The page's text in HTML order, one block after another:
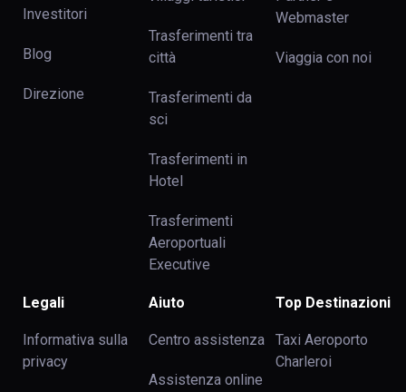
Investitori
Blog
Direzione
Trasferimenti tra
сittà
Trasferimenti da
sci
Trasferimenti in
Hotel
Trasferimenti
Aeroportuali
Executive
Webmaster
Viaggia con noi
Legali
Informativa sulla
privacy
Aiuto
Centro assistenza
Assistenza online
Top Destinazioni
Taxi Aeroporto
Charleroi